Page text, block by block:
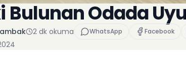
Bulunan Odada
2 dk okuma WhatsApp Facebook